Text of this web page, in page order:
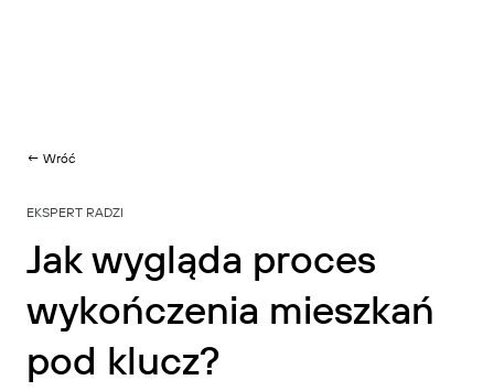
← Wróć
EKSPERT RADZI
Jak wygląda proces
wykończenia mieszkań
pod klucz?